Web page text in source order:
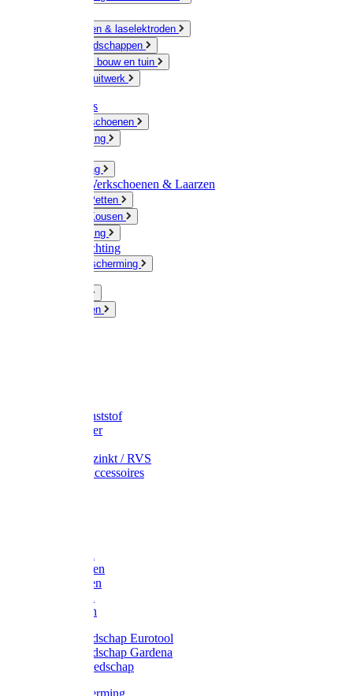
Slijpschijven & laselektroden
Handgereedschappen
IJzerwaren bouw en tuin
Hang en sluitwerk
Disposables
Werkhandschoenen
Regenkleding
Werkkleding
Wandel-/ Werkschoenen & Laarzen
Hoeden / Petten
Sokken / Kousen
Winterkleding
Winkelinrichting
Gelaatsbescherming
Knaagdieren
Emmer kunststof
Schepemmer
Emmer verzinkt / RVS
Regenton accessoires
Gazonharken
Asfaltharken
Hooiharken
Handgereedschap Eurotool
Handgereedschap Gardena
Kindergereedschap
Kniebescherming